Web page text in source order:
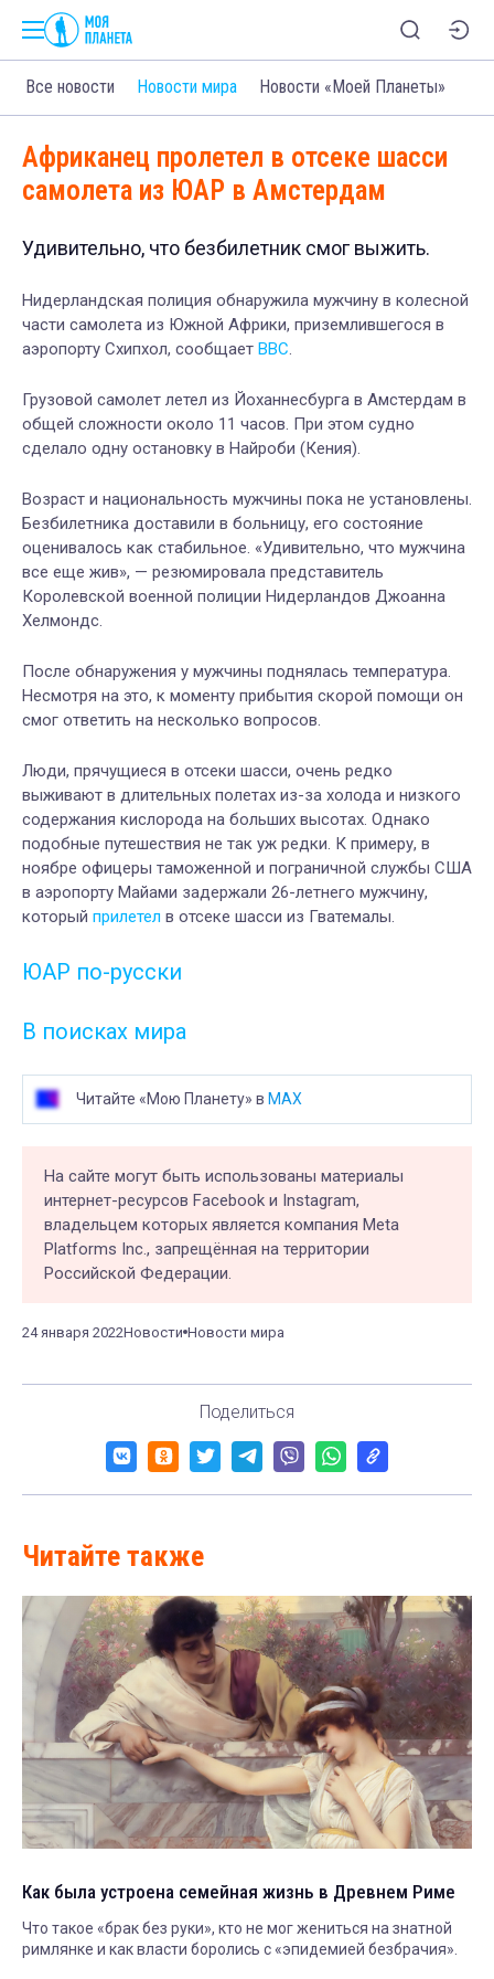
Все новости Новости мира Новости «Моей Планеты»
Африканец пролетел в отсеке шасси
самолета из ЮАР в Амстердам
Удивительно, что безбилетник смог выжить.
Нидерландская полиция обнаружила мужчину в колесной
части самолета из Южной Африки, приземлившегося в
аэропорту Схипхол, сообщает BBC.
Грузовой самолет летел из Йоханнесбурга в Амстердам в
общей сложности около 11 часов. При этом судно
сделало одну остановку в Найроби (Кения).
Возраст и национальность мужчины пока не установлены.
Безбилетника доставили в больницу, его состояние
оценивалось как стабильное. «Удивительно, что мужчина
все еще жив», — резюмировала представитель
Королевской военной полиции Нидерландов Джоанна
Хелмондс.
После обнаружения у мужчины поднялась температура.
Несмотря на это, к моменту прибытия скорой помощи он
смог ответить на несколько вопросов.
Люди, прячущиеся в отсеки шасси, очень редко
выживают в длительных полетах из-за холода и низкого
содержания кислорода на больших высотах. Однако
подобные путешествия не так уж редки. К примеру, в
ноябре офицеры таможенной и пограничной службы США
в аэропорту Майами задержали 26-летнего мужчину,
который прилетел в отсеке шасси из Гватемалы.
ЮАР по-русски
В поисках мира
Читайте «Мою Планету» в MAX
На сайте могут быть использованы материалы
интернет-ресурсов Facebook и Instagram,
владельцем которых является компания Meta
Platforms Inc., запрещённая на территории
Российской Федерации.
24 января 2022Новости Новости мира
Поделиться
Читайте также
Как была устроена семейная жизнь в Древнем Риме
Что такое «брак без руки», кто не мог жениться на знатной
римлянке и как власти боролись с «эпидемией безбрачия».